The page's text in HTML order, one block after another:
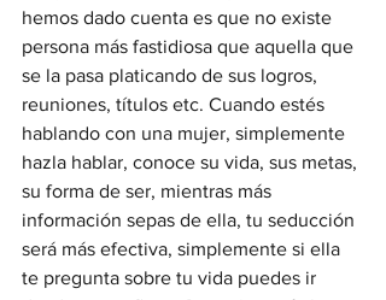
hemos dado cuenta es que no existe
persona más fastidiosa que aquella que
se la pasa platicando de sus logros,
reuniones, títulos etc. Cuando estés
hablando con una mujer, simplemente
hazla hablar, conoce su vida, sus metas,
su forma de ser, mientras más
información sepas de ella, tu seducción
será más efectiva, simplemente si ella
te pregunta sobre tu vida puedes ir